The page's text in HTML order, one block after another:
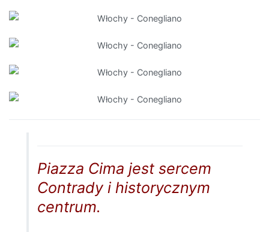
Piazza Cima jest sercem
Contrady i historycznym
centrum.